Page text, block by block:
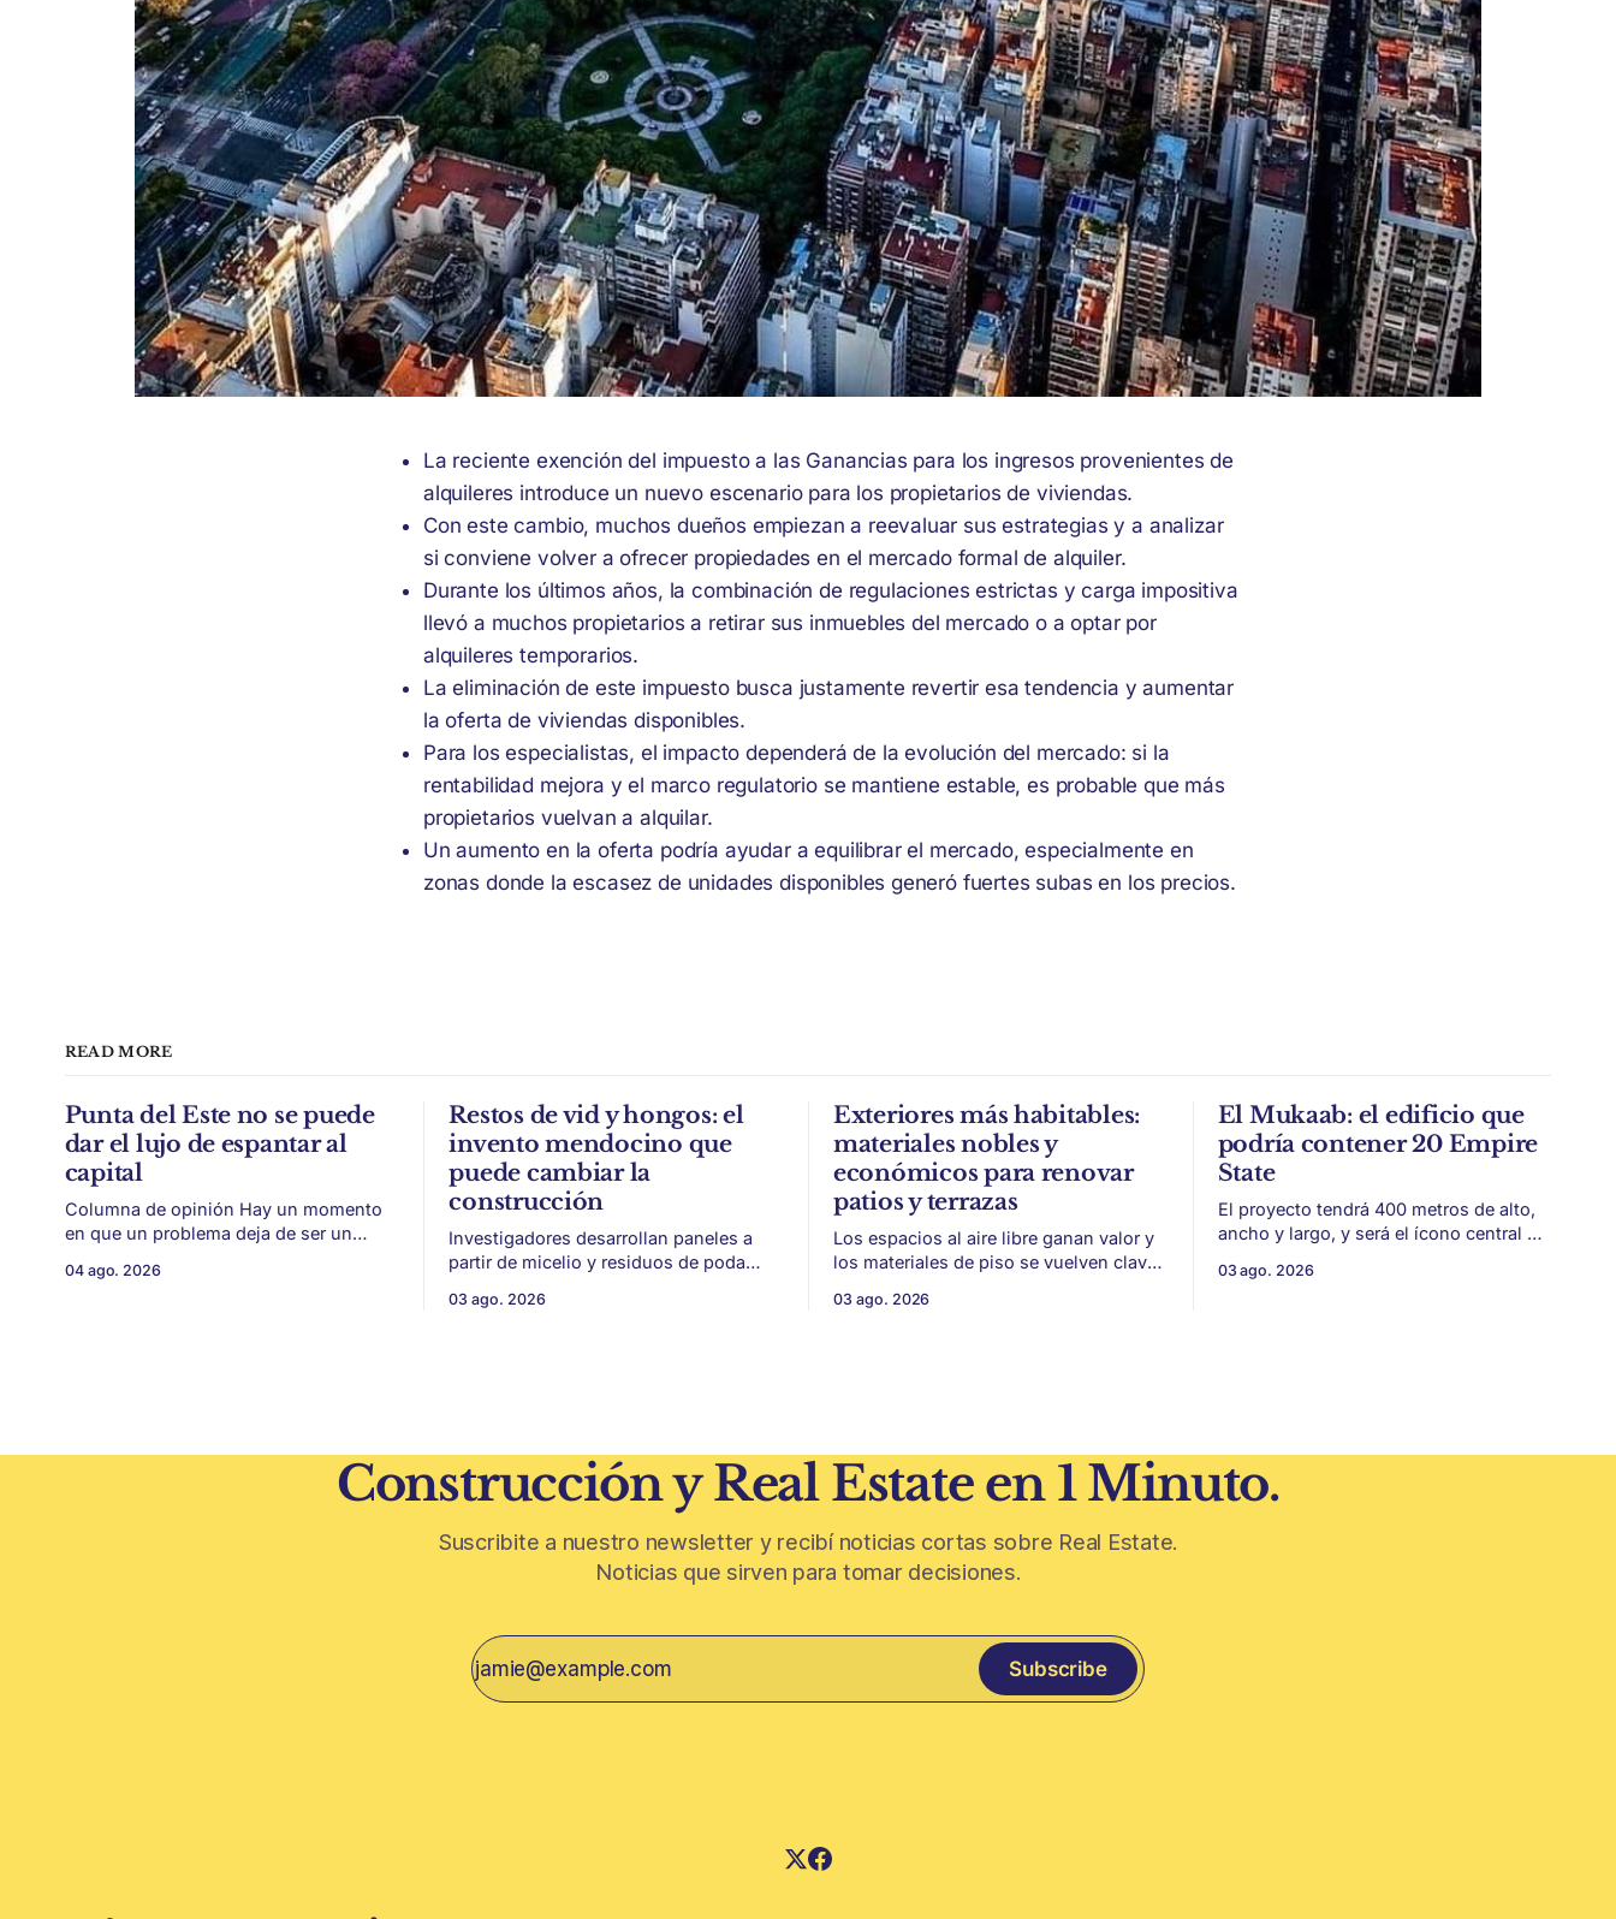
La reciente exención del impuesto a las Ganancias para los ingresos provenientes de
alquileres introduce un nuevo escenario para los propietarios de viviendas.
Con este cambio, muchos dueños empiezan a reevaluar sus estrategias y a analizar
si conviene volver a ofrecer propiedades en el mercado formal de alquiler.
Durante los últimos años, la combinación de regulaciones estrictas y carga impositiva
llevó a muchos propietarios a retirar sus inmuebles del mercado o a optar por
alquileres temporarios.
La eliminación de este impuesto busca justamente revertir esa tendencia y aumentar
la oferta de viviendas disponibles.
Para los especialistas, el impacto dependerá de la evolución del mercado: si la
rentabilidad mejora y el marco regulatorio se mantiene estable, es probable que más
propietarios vuelvan a alquilar.
Un aumento en la oferta podría ayudar a equilibrar el mercado, especialmente en
zonas donde la escasez de unidades disponibles generó fuertes subas en los precios.
READ MORE
Punta del Este no se puede
dar el lujo de espantar al
capital
Columna de opinión Hay un momento
en que un problema deja de ser un
problema de país. Maldonado está en
04 ago. 2026
Restos de vid y hongos: el
invento mendocino que
puede cambiar la
construcción
Investigadores desarrollan paneles a
partir de micelio y residuos de poda
térmica y acústica de menor impacto
03 ago. 2026
Exteriores más habitables:
materiales nobles y
económicos para renovar
patios y terrazas
Los espacios al aire libre ganan valor y
los materiales de piso se vuelven clave
sin encarar una gran obra. Patios,
03 ago. 2026
El Mukaab: el edificio que
podría contener 20 Empire
State
El proyecto tendrá 400 metros de alto,
ancho y largo, y será el ícono central de
vinculada al plan Visión 2030. Arabia
03 ago. 2026
Construcción y Real Estate en 1 Minuto.
Suscribite a nuestro newsletter y recibí noticias cortas sobre Real Estate.
Noticias que sirven para tomar decisiones.
Subscribe